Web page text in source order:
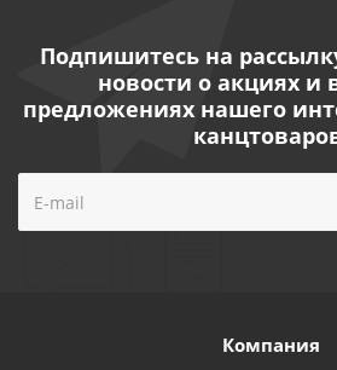
Подпишитесь на
новости о акциях и
предложениях нашего
Компания